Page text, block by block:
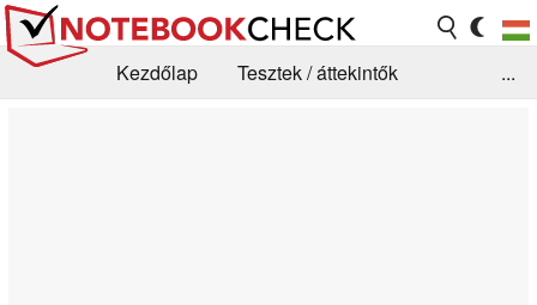
Kezdőlap
Tesztek / áttekintők
...